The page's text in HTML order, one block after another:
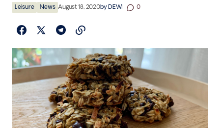
Leisure News August 18, 2020byDEWI 0